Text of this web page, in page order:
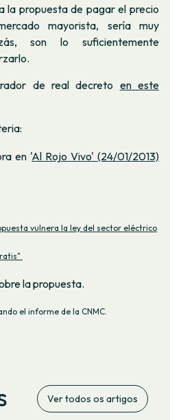
la propuesta de pagar el precio
mayorista, sería muy
son lo suficientemente
de real decreto en este
en 'Al Rojo Vivo' (24/01/2013)
vulnera la ley del sector eléctrico
la propuesta.
el informe de la CNMC.
Ver todos os artigos